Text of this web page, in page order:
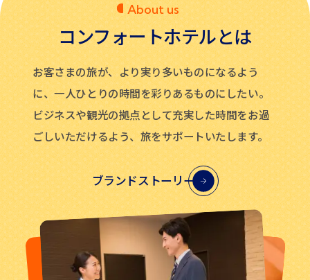
コンフォートホテルとは
About us
お客さまの旅が、より実り多いものになるよう
に、一人ひとりの時間を彩りあるものにしたい。
ビジネスや観光の拠点として充実した時間をお過
ごしいただけるよう、旅をサポートいたします。
ブランドストーリー
についてはこちら